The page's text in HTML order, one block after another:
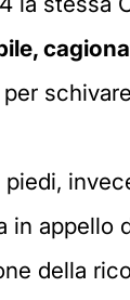
piedi,
in appello
della